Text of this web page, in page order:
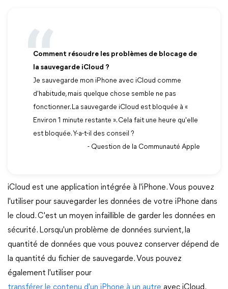
Comment résoudre les problèmes de blocage de
la sauvegarde iCloud ?
Je sauvegarde mon iPhone avec iCloud comme
d'habitude, mais quelque chose semble ne pas
fonctionner. La sauvegarde iCloud est bloquée à «
Environ 1 minute restante ». Cela fait une heure qu'elle
est bloquée. Y-a-t-il des conseil ?
- Question de la Communauté Apple
iCloud est une application intégrée à l'iPhone. Vous pouvez
l'utiliser pour sauvegarder les données de votre iPhone dans
le cloud. C'est un moyen infaillible de garder les données en
sécurité. Lorsqu'un problème de données survient, la
quantité de données que vous pouvez conserver dépend de
la quantité du fichier de sauvegarde. Vous pouvez
également l'utiliser pour